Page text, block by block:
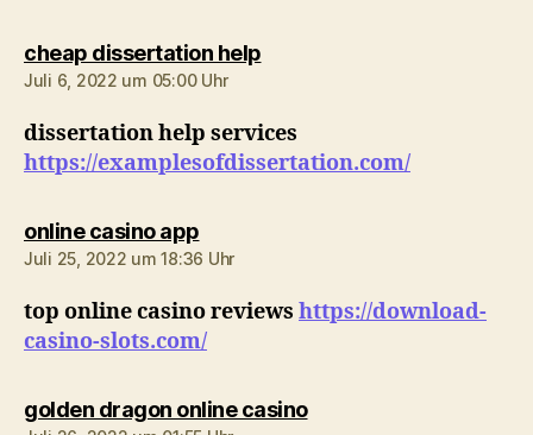
cheap dissertation helpsagt:
Juli 6, 2022 um 05:00 Uhr
dissertation help services
https://examplesofdissertation.com/
online casino appsagt:
Juli 25, 2022 um 18:36 Uhr
top online casino reviews https://download-
casino-slots.com/
golden dragon online casinosagt: